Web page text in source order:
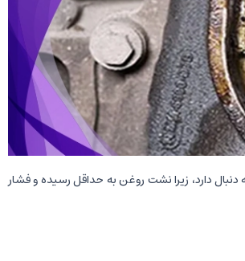
دارد، زیرا نشت روغن به حداقل رسیده و فشار